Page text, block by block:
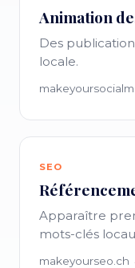
Animation
Des
locale.
SEO
Apparaître
mots-clés
makeyourseo.ch